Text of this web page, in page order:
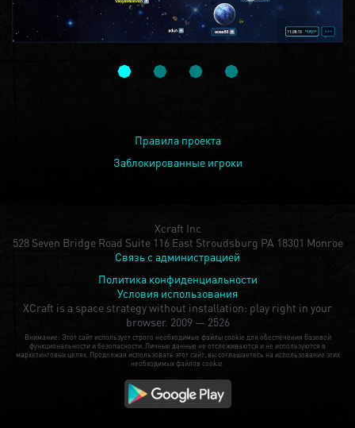
Правила проекта
Заблокированные игроки
Xcraft Inc
528 Seven Bridge Road Suite 116 East Stroudsburg PA 18301 Monroe
Связь с администрацией
Политика конфиденциальности
Условия использования
XCraft is a space strategy without installation: play right in your
browser. 2009 — 2526
Внимание: Этот сайт использует строго необходимые файлы cookie для обеспечения базовой
функциональности и безопасности. Личные данные не отслеживаются и не используются в
маркетинговых целях. Продолжая использовать этот сайт, вы соглашаетесь на использование этих
необходимых файлов cookie.